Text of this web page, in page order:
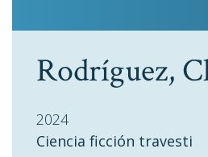
Rodríguez,
2024
Ciencia ficción travesti